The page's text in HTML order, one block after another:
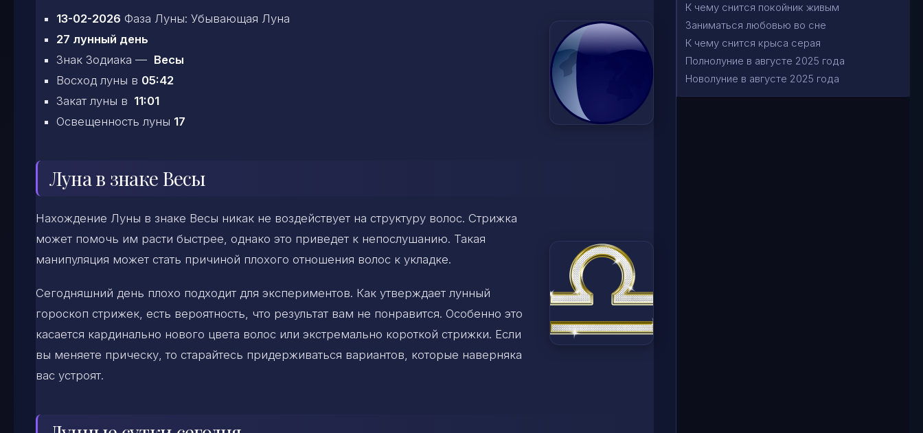
13-02-2026 Фаза Луны: Убывающая Луна
27 лунный день
Знак Зодиака — Весы
Восход луны в 05:42
Закат луны в 11:01
Освещенность луны 17
Луна в знаке Весы
Нахождение Луны в знаке Весы никак не воздействует на структуру волос. Стрижка
может помочь им расти быстрее, однако это приведет к непослушанию. Такая
манипуляция может стать причиной плохого отношения волос к укладке.
Сегодняшний день плохо подходит для экспериментов. Как утверждает лунный
гороскоп стрижек, есть вероятность, что результат вам не понравится. Особенно это
касается кардинально нового цвета волос или экстремально короткой стрижки. Если
вы меняете прическу, то старайтесь придерживаться вариантов, которые наверняка
вас устроят.
К чему снится покойник живым
Заниматься любовью во сне
К чему снится крыса серая
Полнолуние в августе 2025 года
Новолуние в августе 2025 года